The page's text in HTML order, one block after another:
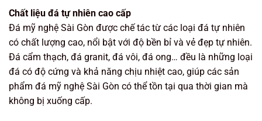
Chất liệu đá tự nhiên cao cấp
Đá mỹ nghệ Sài Gòn được chế tác từ các loại đá tự nhiên
có chất lượng cao, nổi bật với độ bền bỉ và vẻ đẹp tự nhiên.
Đá cẩm thạch, đá granit, đá vôi, đá ong… đều là những loại
đá có độ cứng và khả năng chịu nhiệt cao, giúp các sản
phẩm đá mỹ nghệ Sài Gòn có thể tồn tại qua thời gian mà
không bị xuống cấp.